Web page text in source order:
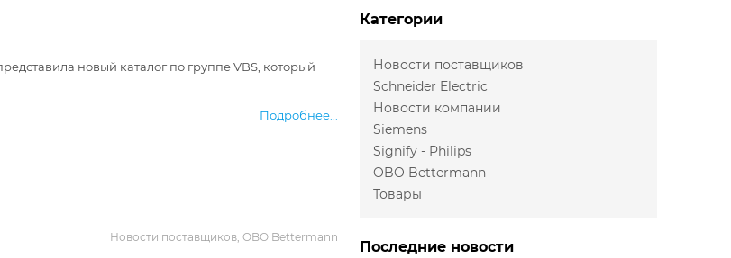
новый каталог по группе VBS, который
Подробнее...
Новости поставщиков OBO Bettermann
Категории
Новости поставщиков
Schneider Electric
Новости компании
Siemens
Signify - Philips
OBO Bettermann
Товары
Последние новости